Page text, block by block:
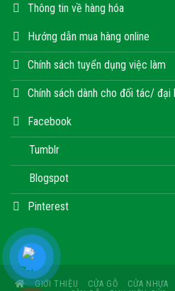
Thông tin về hàng hóa
Hướng dẫn mua hàng online
Chính sách tuyển dụng việc làm
Chính sách dành cho đối tác/ đại
Facebook
Tumblr
Blogspot
Pinterest
GIỚI THIỆU CỬA GỖ CỬA NHỰA